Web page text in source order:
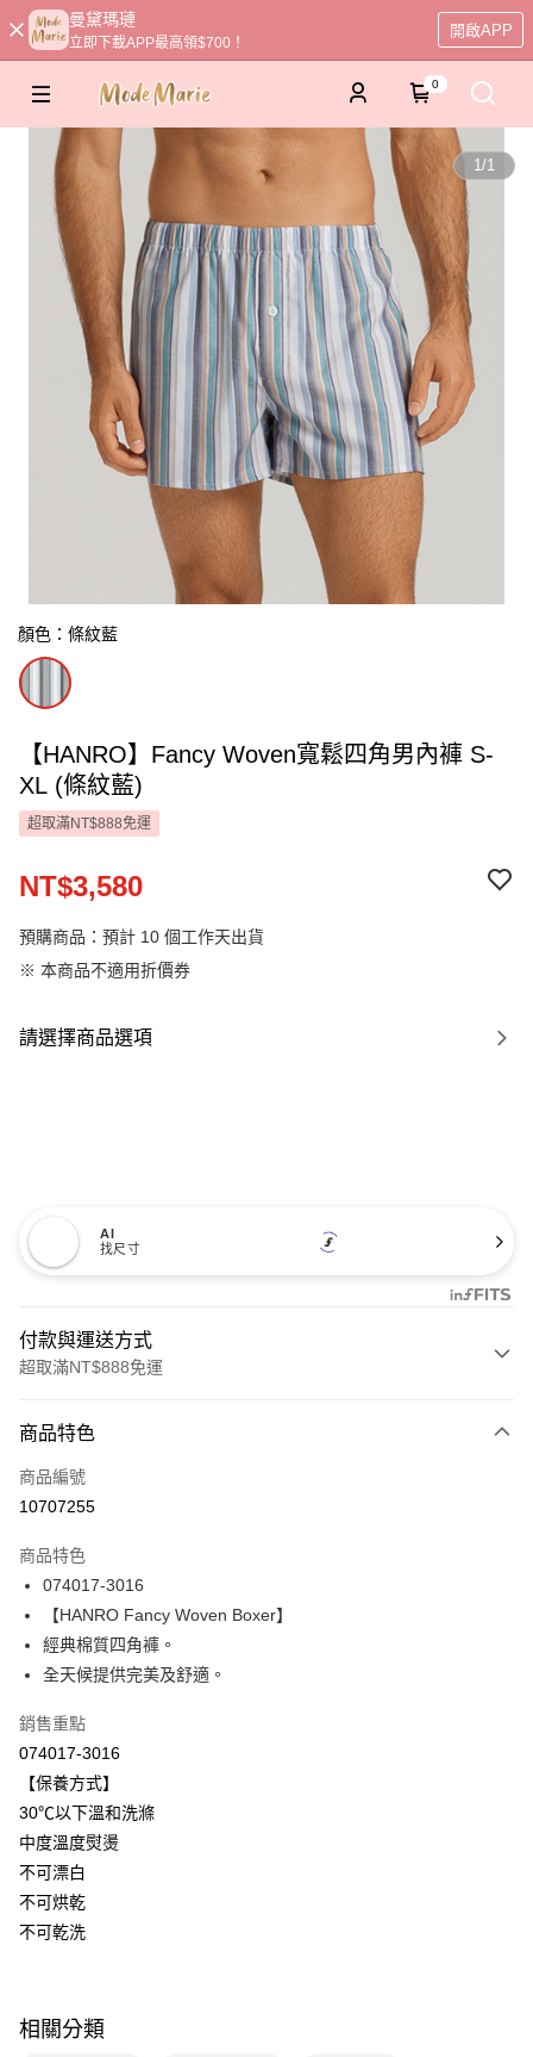
曼黛瑪璉
立即下載APP最高領$700！
開啟APP
0
1/1
顏色：條紋藍
【HANRO】Fancy Woven寬鬆四角男內褲 S-
XL (條紋藍)
超取滿NT$888免運
NT$3,580
預購商品：預計 10 個工作天出貨
※ 本商品不適用折價券
請選擇商品選項
AI
找尺寸
付款與運送方式
超取滿NT$888免運
信用卡一次付款
信用卡分期付款
合作金庫商業銀行
華南商業銀行
上海商業儲蓄銀行
國泰世華商業銀行
臺灣中小企業銀行
聯邦商業銀行
台新國際商業銀行
台灣樂天信用卡公司
Apple Pay
ATM付款
運送方式
付款後全家取貨$888免運-以PackAge+配客嘉循環箱包裝寄出
每筆NT$90，滿NT$888(含以上)免運費
付款後萊爾富取貨
每筆NT$90，滿NT$1,000(含以上)免運費
商品特色
商品編號
10707255
商品特色
074017-3016
【HANRO Fancy Woven Boxer】
經典棉質四角褲。
全天候提供完美及舒適。
銷售重點
074017-3016
【保養方式】
30℃以下溫和洗滌
中度溫度熨燙
不可漂白
不可烘乾
不可乾洗
相關分類